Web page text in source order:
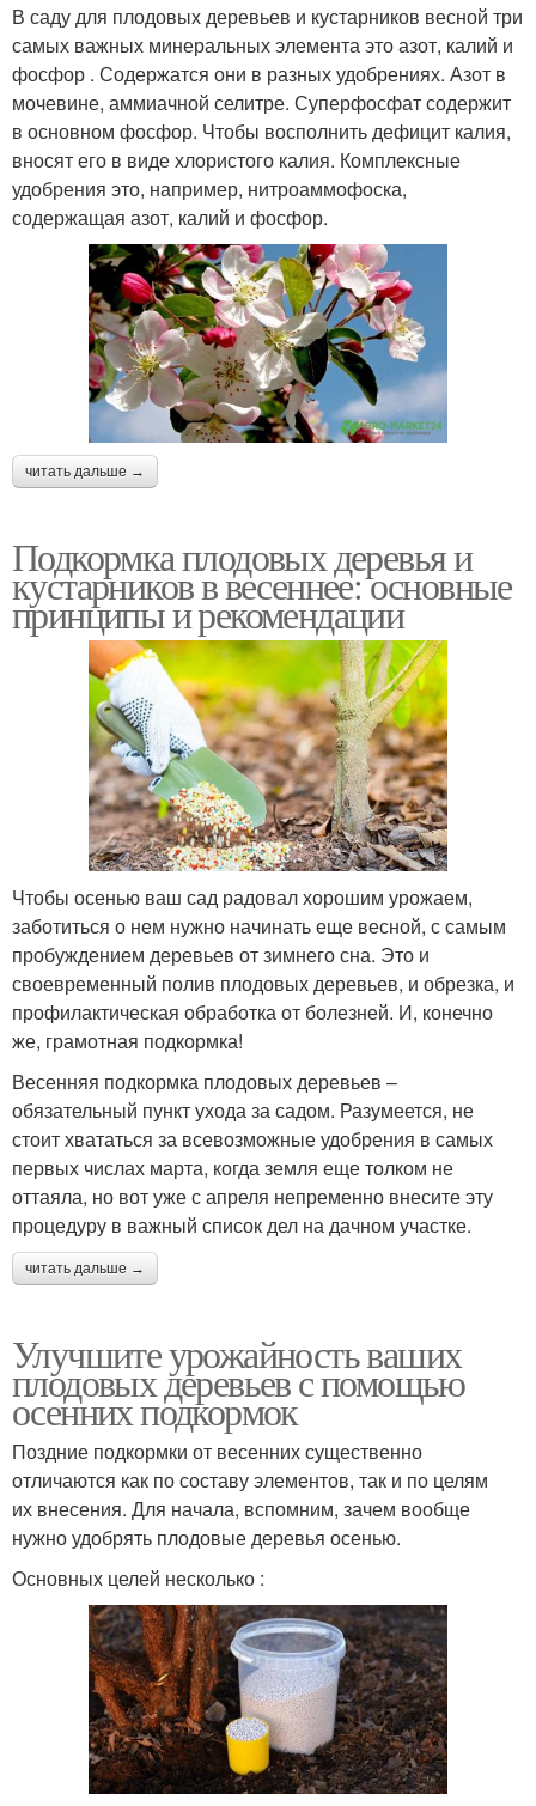
В саду для плодовых деревьев и кустарников весной три
самых важных минеральных элемента это азот, калий и
фосфор . Содержатся они в разных удобрениях. Азот в
мочевине, аммиачной селитре. Суперфосфат содержит
в основном фосфор. Чтобы восполнить дефицит калия,
вносят его в виде хлористого калия. Комплексные
удобрения это, например, нитроаммофоска,
содержащая азот, калий и фосфор.
читать дальше →
Подкормка плодовых деревья и
кустарников в весеннее: основные
принципы и рекомендации
Чтобы осенью ваш сад радовал хорошим урожаем,
заботиться о нем нужно начинать еще весной, с самым
пробуждением деревьев от зимнего сна. Это и
своевременный полив плодовых деревьев, и обрезка, и
профилактическая обработка от болезней. И, конечно
же, грамотная подкормка!
Весенняя подкормка плодовых деревьев –
обязательный пункт ухода за садом. Разумеется, не
стоит хвататься за всевозможные удобрения в самых
первых числах марта, когда земля еще толком не
оттаяла, но вот уже с апреля непременно внесите эту
процедуру в важный список дел на дачном участке.
читать дальше →
Улучшите урожайность ваших
плодовых деревьев с помощью
осенних подкормок
Поздние подкормки от весенних существенно
отличаются как по составу элементов, так и по целям
их внесения. Для начала, вспомним, зачем вообще
нужно удобрять плодовые деревья осенью.
Основных целей несколько :